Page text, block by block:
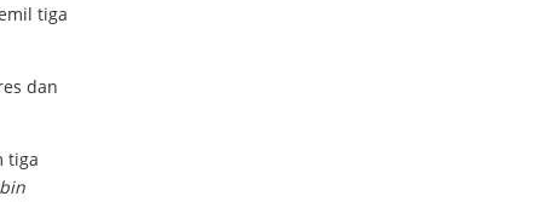
tiga
dan
tiga